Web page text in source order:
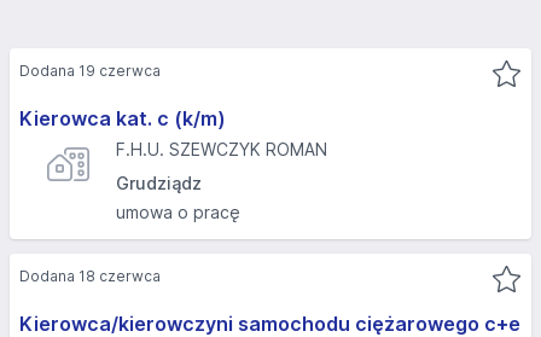
Kierowca kat. c (k/m)
F.H.U. SZEWCZYK ROMAN
Grudziądz
umowa o pracę
Dodana 19 czerwca
Kierowca/kierowczyni samochodu ciężarowego c+e
Dodana 18 czerwca